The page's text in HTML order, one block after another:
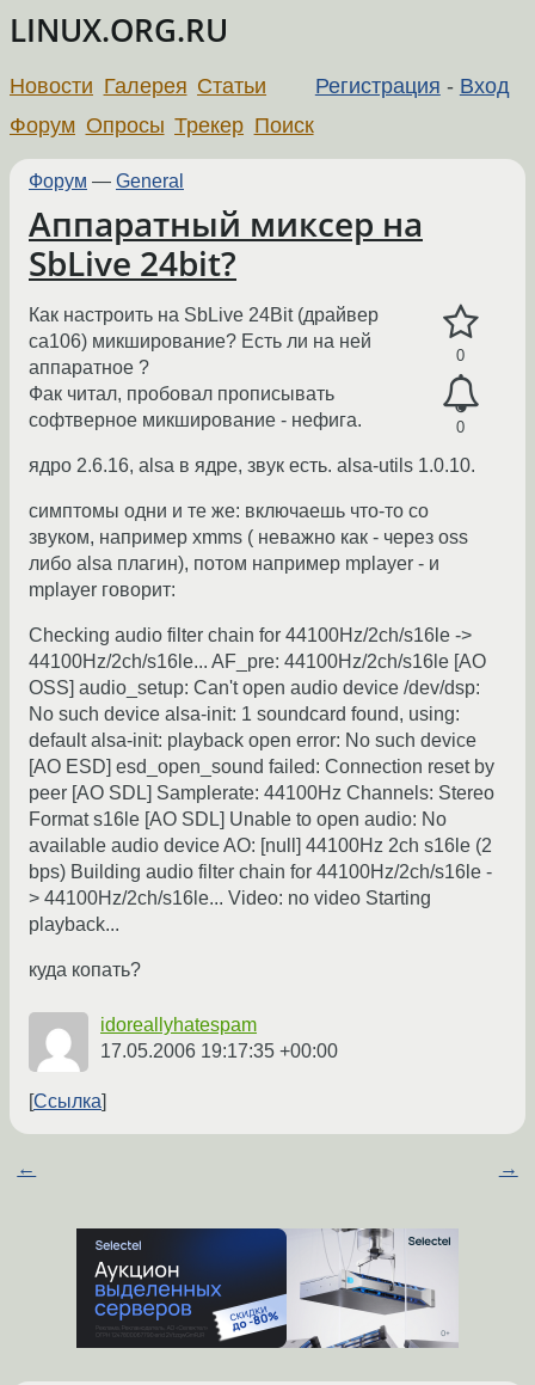
LINUX.ORG.RU
Регистрация - Вход
Новости Галерея Статьи
Форум Опросы Трекер Поиск
Форум — General
Аппаратный миксер на
SbLive 24bit?
0
0
Как настроить на SbLive 24Bit (драйвер
ca106) микширование? Есть ли на ней
аппаратное ?
Фак читал, пробовал прописывать
софтверное микширование - нефига.
ядро 2.6.16, alsa в ядре, звук есть. alsa-utils 1.0.10.
симптомы одни и те же: включаешь что-то со
звуком, например xmms ( неважно как - через oss
либо alsa плагин), потом например mplayer - и
mplayer говорит:
Checking audio filter chain for 44100Hz/2ch/s16le ->
44100Hz/2ch/s16le... AF_pre: 44100Hz/2ch/s16le [AO
OSS] audio_setup: Can't open audio device /dev/dsp:
No such device alsa-init: 1 soundcard found, using:
default alsa-init: playback open error: No such device
[AO ESD] esd_open_sound failed: Connection reset by
peer [AO SDL] Samplerate: 44100Hz Channels: Stereo
Format s16le [AO SDL] Unable to open audio: No
available audio device AO: [null] 44100Hz 2ch s16le (2
bps) Building audio filter chain for 44100Hz/2ch/s16le -
> 44100Hz/2ch/s16le... Video: no video Starting
playback...
куда копать?
idoreallyhatespam
17.05.2006 19:17:35 +00:00
Ссылка
← →